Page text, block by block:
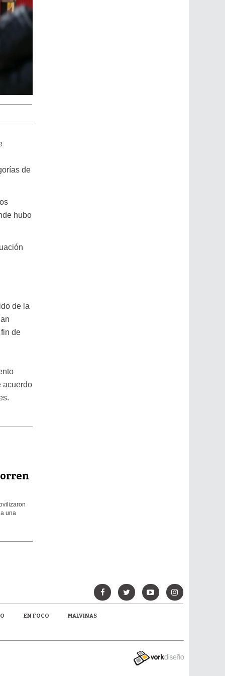
de
hubo
de la
de
acuerdo
una
EN FOCO
MALVINAS